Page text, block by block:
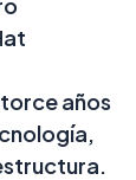
años